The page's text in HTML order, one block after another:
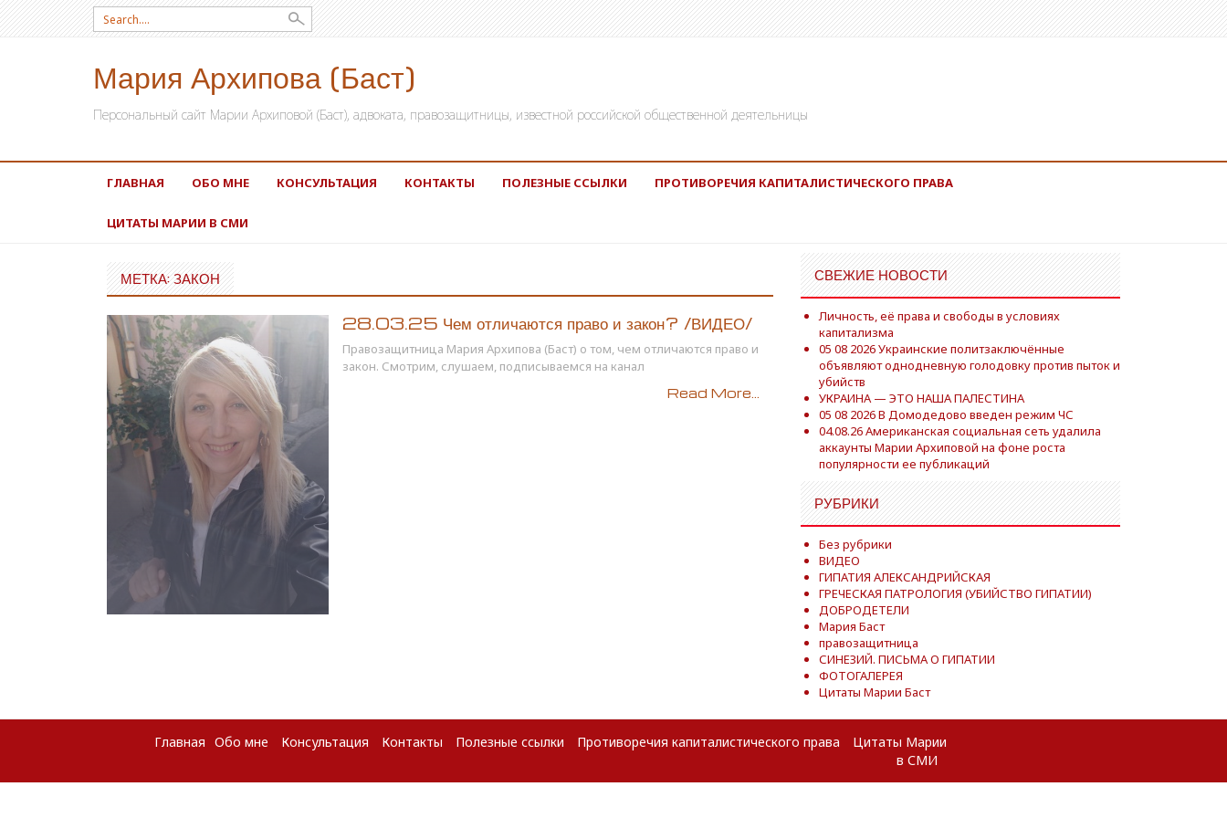
Search for:
Мария Архипова (Баст)
Персональный сайт Марии Архиповой (Баст), адвоката, правозащитницы, известной российской общественной деятельницы
SKIP TO CONTENT
ГЛАВНАЯ ОБО МНЕ КОНСУЛЬТАЦИЯ КОНТАКТЫ ПОЛЕЗНЫЕ ССЫЛКИ ПРОТИВОРЕЧИЯ КАПИТАЛИСТИЧЕСКОГО ПРАВА
ЦИТАТЫ МАРИИ В СМИ
МЕТКА: ЗАКОН
28.03.25 Чем отличаются право и закон? /ВИДЕО/
Правозащитница Мария Архипова (Баст) о том, чем отличаются право и
закон. Смотрим, слушаем, подписываемся на канал
Read More...
СВЕЖИЕ НОВОСТИ
Личность, её права и свободы в условиях
капитализма
05 08 2026 Украинские политзаключённые
объявляют однодневную голодовку против пыток и
убийств
УКРАИНА — ЭТО НАША ПАЛЕСТИНА
05 08 2026 В Домодедово введен режим ЧС
04.08.26 Американская социальная сеть удалила
аккаунты Марии Архиповой на фоне роста
популярности ее публикаций
РУБРИКИ
Без рубрики
ВИДЕО
ГИПАТИЯ АЛЕКСАНДРИЙСКАЯ
ГРЕЧЕСКАЯ ПАТРОЛОГИЯ (УБИЙСТВО ГИПАТИИ)
ДОБРОДЕТЕЛИ
Мария Баст
правозащитница
СИНЕЗИЙ. ПИСЬМА О ГИПАТИИ
ФОТОГАЛЕРЕЯ
Цитаты Марии Баст
Главная Обо мне Консультация Контакты Полезные ссылки Противоречия капиталистического права
Цитаты Марии
в СМИ